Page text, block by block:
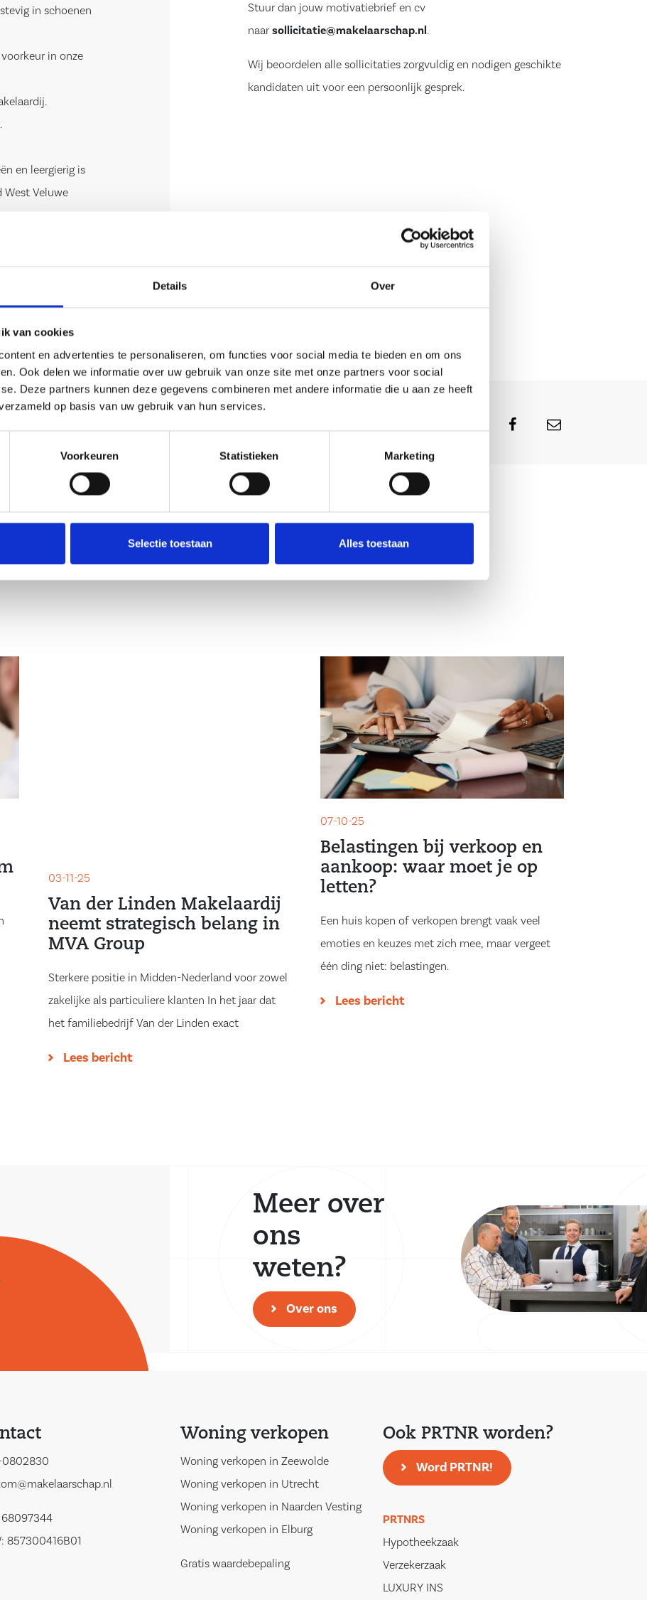
Details Over
van cookies
en advertenties te personaliseren, om functies voor social media te bieden en om ons
Ook delen we informatie over uw gebruik van onze site met onze partners voor social
Deze partners kunnen deze gegevens combineren met andere informatie die u aan ze heeft
op basis van uw gebruik van hun services.
Voorkeuren Statistieken Marketing
Selectie toestaan Alles toestaan
in schoenen
in onze
en leergierig is
West Veluwe
Stuur dan jouw motivatiebrief en cv
naar sollicitatie@makelaarschap.nl.
Wij beoordelen alle sollicitaties zorgvuldig en nodigen geschikte
kandidaten uit voor een persoonlijk gesprek.
Deel dit
blogbericht:
03-11-25
Van der Linden Makelaardij
neemt strategisch belang in
MVA Group
Sterkere positie in Midden-Nederland voor zowel
zakelijke als particuliere klanten In het jaar dat
het familiebedrijf Van der Linden exact
Lees bericht
07-10-25
Belastingen bij verkoop en
aankoop: waar moet je op
letten?
Een huis kopen of verkopen brengt vaak veel
emoties en keuzes met zich mee, maar vergeet
één ding niet: belastingen.
Lees bericht
Meer over
ons
weten?
Over ons
68097344
857300416B01
Woning verkopen
Woning verkopen in Zeewolde
Woning verkopen in Utrecht
Woning verkopen in Naarden Vesting
Woning verkopen in Elburg
Gratis waardebepaling
Ook PRTNR worden?
Word PRTNR!
PRTNRS
Hypotheekzaak
Verzekerzaak
LUXURY INS